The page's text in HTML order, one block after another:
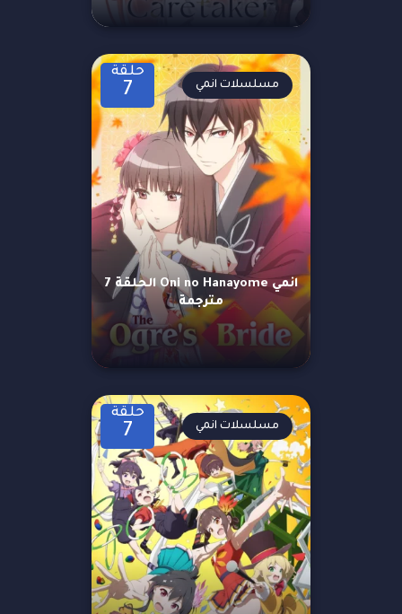
حلقة
7
انمي Oni no Hanayome الحلقة 7
مترجمة
مسلسلات انمي
حلقة
7 مسلسلات انمي